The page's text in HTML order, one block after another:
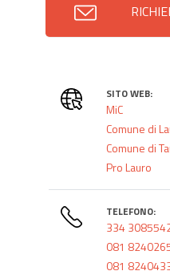
SITO WEB:
MiC
Comune di
Comune di
Pro Lauro
TELEFONO:
334
081
081